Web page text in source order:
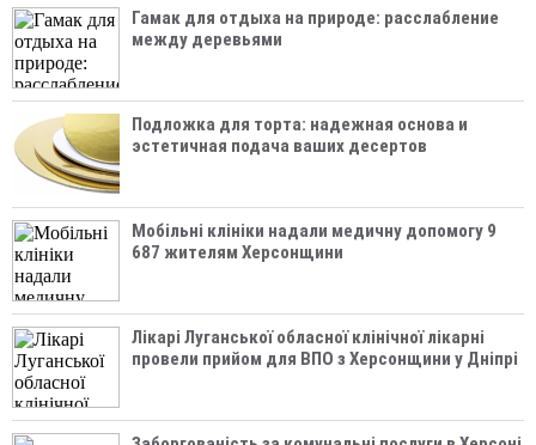
Гамак для отдыха на природе: расслабление
между деревьями
Подложка для торта: надежная основа и
эстетичная подача ваших десертов
Мобільні клініки надали медичну допомогу 9
687 жителям Херсонщини
Лікарі Луганської обласної клінічної лікарні
провели прийом для ВПО з Херсонщини у Дніпрі